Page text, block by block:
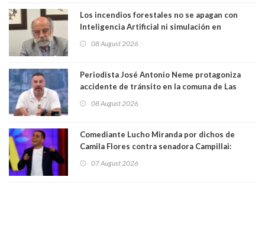
Los incendios forestales no se apagan con
Inteligencia Artificial ni simulación en
Magister en Asentamientos Humanos PUC
08 August 2026
Periodista José Antonio Neme protagoniza
accidente de tránsito en la comuna de Las
08 August 2026
Comediante Lucho Miranda por dichos de
Camila Flores contra senadora Campillai:
forma de quitar dignidad"
07 August 2026